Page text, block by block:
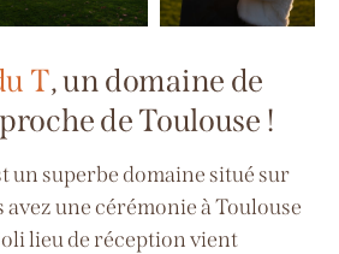
T, un domaine de
de Toulouse !
un superbe domaine situé sur
avez une cérémonie à Toulouse
lieu de réception vient